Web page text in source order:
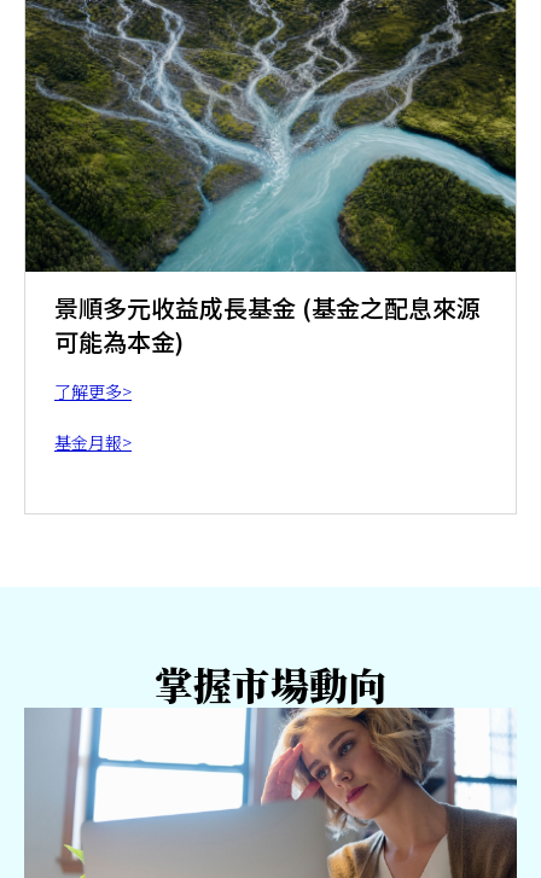
景順多元收益成長基金 (基金之配息來源
可能為本金)
了解更多>
基金月報>
掌握市場動向